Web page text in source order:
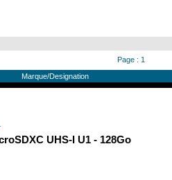
Page : 1
Marque/Designation
UHS-I U1 - 128Go